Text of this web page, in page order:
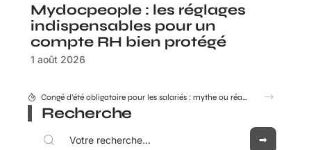
Mydocpeople : les réglages
indispensables pour un
compte RH bien protégé
1 août 2026
Combien coûte réellement le Consultant GEO Adrien Beaujeu en 2026 ?
Recherche